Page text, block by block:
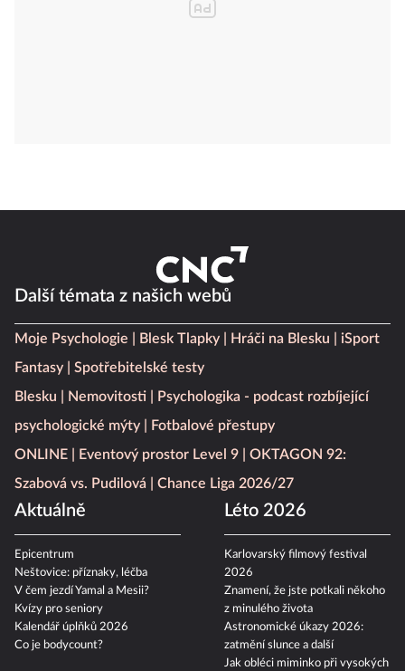
Další témata z našich webů
Moje Psychologie Blesk Tlapky Hráči na Blesku
iSport
Fantasy
Spotřebitelské testy
Blesku
Nemovitosti
Psychologika - podcast rozbíjející
psychologické mýty
Fotbalové přestupy
ONLINE
Eventový prostor Level 9
OKTAGON 92:
Szabová vs. Pudilová
Chance Liga 2026/27
Aktuálně
Epicentrum
Neštovice: příznaky, léčba
V čem jezdí Yamal a Mesii?
Kvízy pro seniory
Kalendář úplňků 2026
Co je bodycount?
Léto 2026
Karlovarský filmový festival
2026
Znamení, že jste potkali někoho
z minulého života
Astronomické úkazy 2026:
zatmění slunce a další
Jak obléci miminko při vysokých